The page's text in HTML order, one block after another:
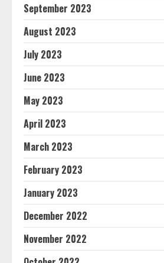
September 2023
August 2023
July 2023
June 2023
May 2023
April 2023
March 2023
February 2023
January 2023
December 2022
November 2022